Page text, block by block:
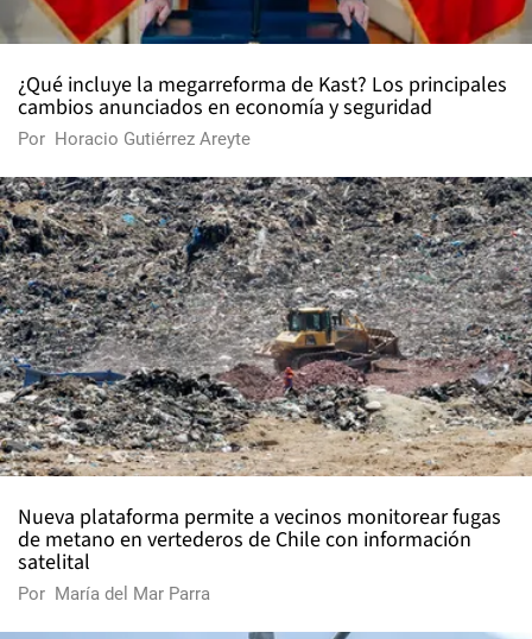
¿Qué incluye la megarreforma de Kast? Los principales
cambios anunciados en economía y seguridad
Por Horacio Gutiérrez Areyte
Nueva plataforma permite a vecinos monitorear fugas
de metano en vertederos de Chile con información
satelital
Por María del Mar Parra